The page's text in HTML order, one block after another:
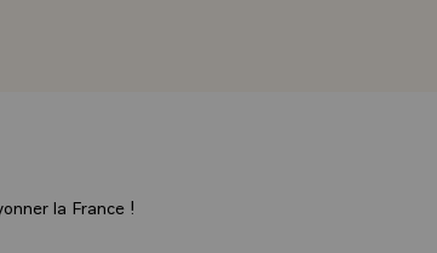
DEMEURENT ENTIERS ET
CIVILISATION ET DE PROGRES
la France !